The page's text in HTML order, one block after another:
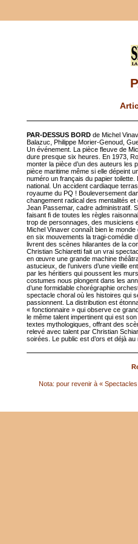
PAR-DESSUS BORD de Michel
Balazuc, Philippe Morier-Genoud,
Un événement. La pièce fleuve de
dure presque six heures. En 1973,
monter la pièce d’un des auteurs les
pièce maritime même si elle dépeint
numéro un français du papier
national. Un accident cardiaque
royaume du PQ ! Bouleversement
changement radical des mentalités
Jean Passemar, cadre administratif.
faisant fi de toutes les règles
trop de personnages, des musiciens
Michel Vinaver connaît bien le
en six mouvements la tragi-comédie
livrent des scènes hilarantes de la
Christian Schiaretti fait un vrai
en œuvre une grande machine
astucieux, de l’univers d’une vieille
par les héritiers qui poussent les
costumes nous plongent dans les
d’une formidable chorégraphie
spectacle choral où les histoires qui
passionnent. La distribution est
« fonctionnaire » qui observe ce
le même talent impertinent qui est
textes mythologiques, offrant des
relevé avec talent par Christian
soirées. Le public est d’ors et déjà au
Nota: pour revenir à «